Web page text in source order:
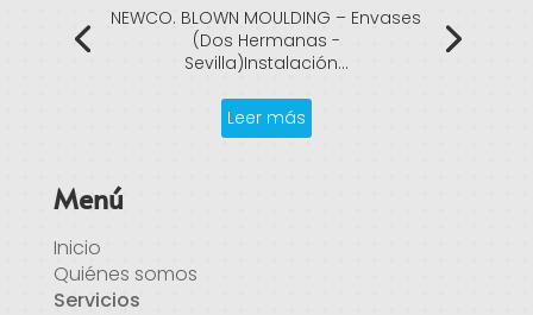
NEWCO. BLOWN MOULDING – Envases
(Dos Hermanas -
Sevilla)Instalación...
Leer más
Menú
Inicio
Quiénes somos
Servicios